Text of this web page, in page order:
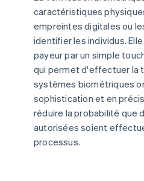
caractéristiques
empreintes digitales ou
identifier les individus.
payeur par un simple
qui permet d'effectuer la
systèmes biométriques
sophistication et en
réduire la probabilité que
autorisées soient
processus.